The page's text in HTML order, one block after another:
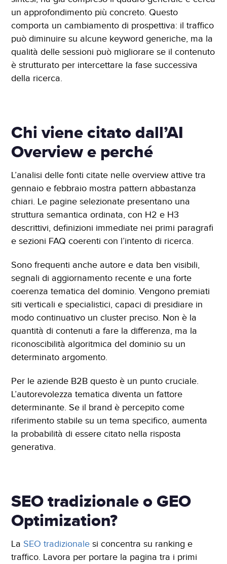
un approfondimento più concreto. Questo
comporta un cambiamento di prospettiva: il traffico
può diminuire su alcune keyword generiche, ma la
qualità delle sessioni può migliorare se il contenuto
è strutturato per intercettare la fase successiva
della ricerca.
Chi viene citato dall’AI
Overview e perché
L’analisi delle fonti citate nelle overview attive tra
gennaio e febbraio mostra pattern abbastanza
chiari. Le pagine selezionate presentano una
struttura semantica ordinata, con H2 e H3
descrittivi, definizioni immediate nei primi paragrafi
e sezioni FAQ coerenti con l’intento di ricerca.
Sono frequenti anche autore e data ben visibili,
segnali di aggiornamento recente e una forte
coerenza tematica del dominio. Vengono premiati
siti verticali e specialistici, capaci di presidiare in
modo continuativo un cluster preciso. Non è la
quantità di contenuti a fare la differenza, ma la
riconoscibilità algoritmica del dominio su un
determinato argomento.
Per le aziende B2B questo è un punto cruciale.
L’autorevolezza tematica diventa un fattore
determinante. Se il brand è percepito come
riferimento stabile su un tema specifico, aumenta
la probabilità di essere citato nella risposta
generativa.
SEO tradizionale o GEO
Optimization?
La SEO tradizionale si concentra su ranking e
traffico. Lavora per portare la pagina tra i primi